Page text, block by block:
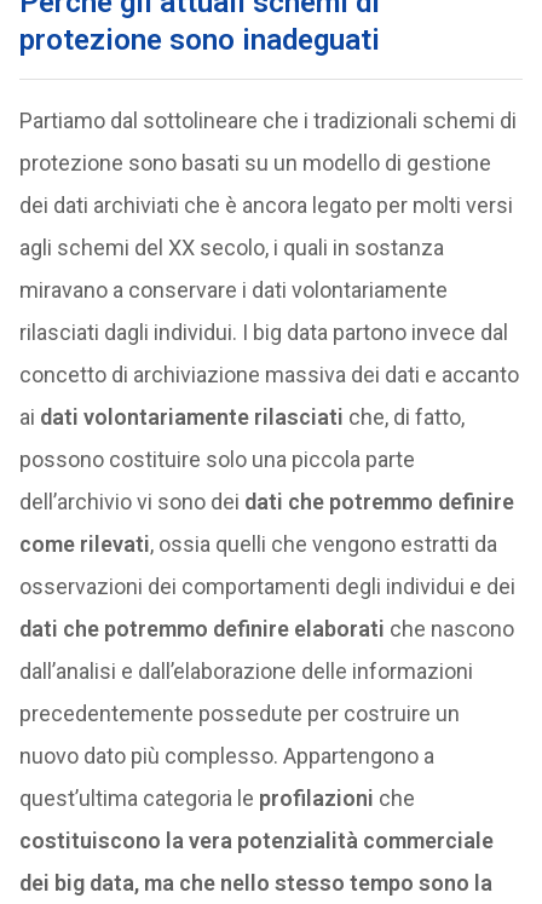
protezione sono inadeguati
Partiamo dal sottolineare che i tradizionali schemi di
protezione sono basati su un modello di gestione
dei dati archiviati che è ancora legato per molti versi
agli schemi del XX secolo, i quali in sostanza
miravano a conservare i dati volontariamente
rilasciati dagli individui. I big data partono invece dal
concetto di archiviazione massiva dei dati e accanto
ai dati volontariamente rilasciati che, di fatto,
possono costituire solo una piccola parte
dell’archivio vi sono dei dati che potremmo definire
come rilevati, ossia quelli che vengono estratti da
osservazioni dei comportamenti degli individui e dei
dati che potremmo definire elaborati che nascono
dall’analisi e dall’elaborazione delle informazioni
precedentemente possedute per costruire un
nuovo dato più complesso. Appartengono a
quest’ultima categoria le profilazioni che
costituiscono la vera potenzialità commerciale
dei big data, ma che nello stesso tempo sono la